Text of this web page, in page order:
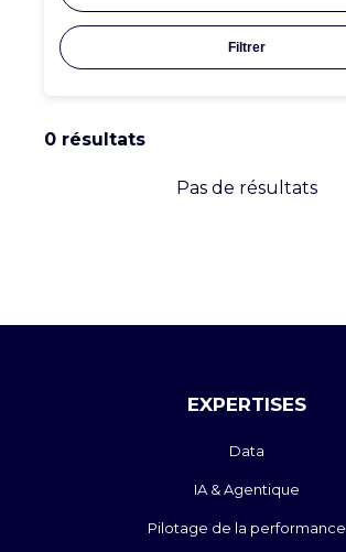
0 résultats
Pas de résultats
EXPERTISES
Data
IA & Agentique
Pilotage de la performance